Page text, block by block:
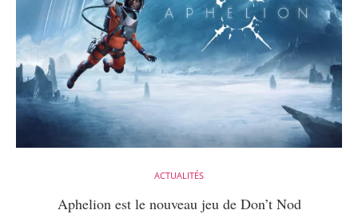
ACTUALITÉS
Aphelion est le nouveau jeu de Don’t Nod